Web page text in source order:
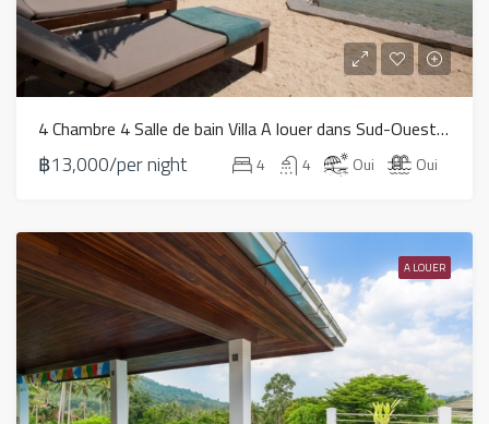
4 Chambre 4 Salle de bain Villa A louer dans Sud-Ouest – HV0191
฿13,000/per night 4 4 Oui Oui
A LOUER